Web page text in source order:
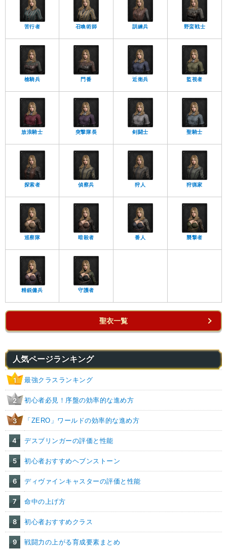
苦行者 召喚術師 訓練兵 野蛮戦士
槍騎兵 門番 近衛兵 監視者
放浪騎士 突撃隊長 剣闘士 聖騎士
探索者 偵察兵 狩人 狩猟家
巡察隊 暗殺者 番人 襲撃者
精鋭傭兵 守護者
聖衣一覧
人気ページランキング
1 最強クラスランキング
2 初心者必見！序盤の効率的な進め方
3 「ZERO」ワールドの効率的な進め方
4 デスブリンガーの評価と性能
5 初心者おすすめヘブンストーン
6 ディヴァインキャスターの評価と性能
7 命中の上げ方
8 初心者おすすめクラス
9 戦闘力の上がる育成要素まとめ